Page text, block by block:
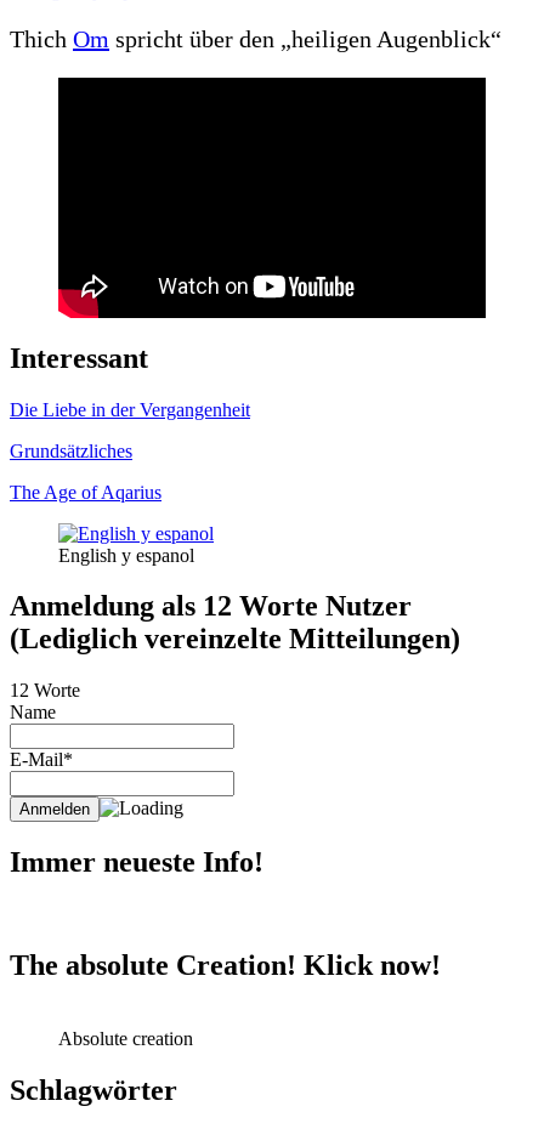
Thich Om spricht über den „heiligen Augenblick“
Interessant
Die Liebe in der Vergangenheit
Grundsätzliches
The Age of Aqarius
English y espanol
Anmeldung als 12 Worte Nutzer
(Lediglich vereinzelte Mitteilungen)
12 Worte
Name
E-Mail*
Immer neueste Info!
The absolute Creation! Klick now!
Absolute creation
Schlagwörter